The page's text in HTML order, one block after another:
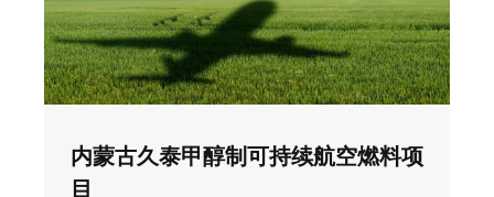
内蒙古久泰甲醇制可持续航空燃料项
目